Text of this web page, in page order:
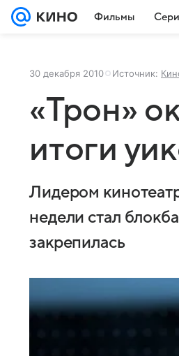
Фильмы
30 декабря 2010 Источник:
«Трон»
итоги
Лидером
недели стал
закрепилась